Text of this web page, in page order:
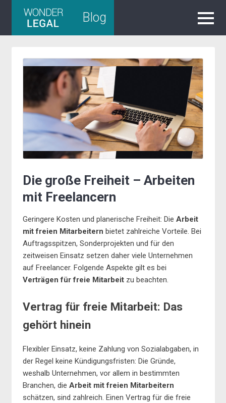
Blog
Die große Freiheit – Arbeiten
mit Freelancern
Geringere Kosten und planerische Freiheit: Die Arbeit
mit freien Mitarbeitern bietet zahlreiche Vorteile. Bei
Auftragsspitzen, Sonderprojekten und für den
zeitweisen Einsatz setzen daher viele Unternehmen
auf Freelancer. Folgende Aspekte gilt es bei
Verträgen für freie Mitarbeit zu beachten.
Vertrag für freie Mitarbeit: Das
gehört hinein
Flexibler Einsatz, keine Zahlung von Sozialabgaben, in
der Regel keine Kündigungsfristen: Die Gründe,
weshalb Unternehmen, vor allem in bestimmten
Branchen, die Arbeit mit freien Mitarbeitern
schätzen, sind zahlreich. Einen Vertrag für die freie